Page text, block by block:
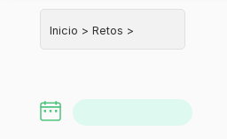
Inicio > Retos >